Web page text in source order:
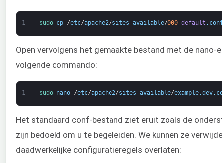
1 sudo cp /etc/apache2/sites -available/000-default .
Open vervolgens het gemaakte bestand met de
volgende commando:
1 sudo nano /etc/apache2/sites -available/example.dev.
Het standaard conf-bestand ziet eruit zoals de
zijn bedoeld om u te begeleiden. We kunnen ze
daadwerkelijke configuratieregels overlaten: